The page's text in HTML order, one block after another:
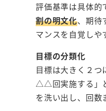
評価基準は具体的
割の明文化、期待
マンスを自覚しや
目標の分類化
目標は大きく２
△△回実施する」
を洗い出し、回数